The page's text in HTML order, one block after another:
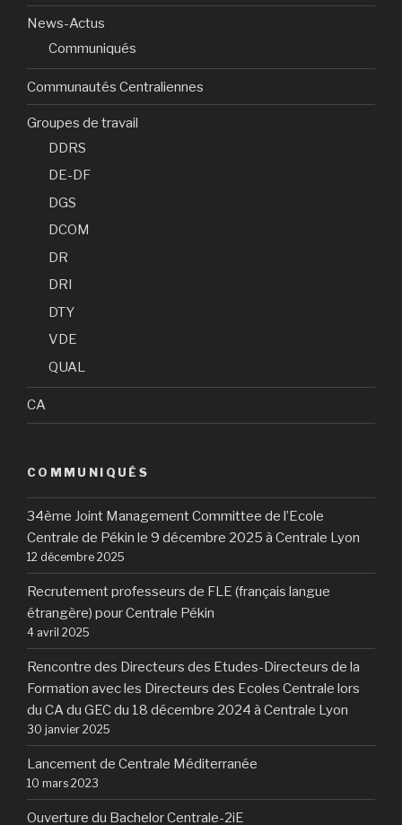
News-Actus
Communiqués
Communautés Centraliennes
Groupes de travail
DDRS
DE-DF
DGS
DCOM
DR
DRI
DTY
VDE
QUAL
CA
COMMUNIQUÉS
34ème Joint Management Committee de l’Ecole
Centrale de Pékin le 9 décembre 2025 à Centrale Lyon
12 décembre 2025
Recrutement professeurs de FLE (français langue
étrangère) pour Centrale Pékin
4 avril 2025
Rencontre des Directeurs des Etudes-Directeurs de la
Formation avec les Directeurs des Ecoles Centrale lors
du CA du GEC du 18 décembre 2024 à Centrale Lyon
30 janvier 2025
Lancement de Centrale Méditerranée
10 mars 2023
Ouverture du Bachelor Centrale-2iE